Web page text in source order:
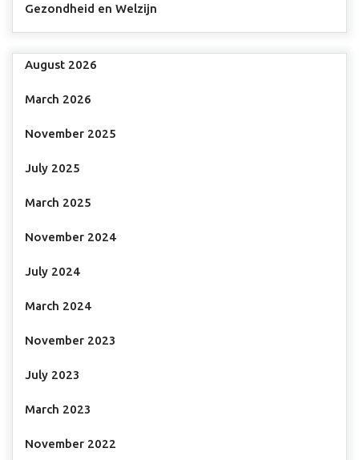
Gezondheid en Welzijn
August 2026
March 2026
November 2025
July 2025
March 2025
November 2024
July 2024
March 2024
November 2023
July 2023
March 2023
November 2022